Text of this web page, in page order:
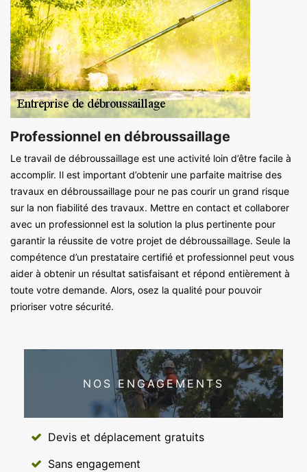
Professionnel en débroussaillage
Le travail de débroussaillage est une activité loin d’être facile à
accomplir. Il est important d’obtenir une parfaite maitrise des
travaux en débroussaillage pour ne pas courir un grand risque
sur la non fiabilité des travaux. Mettre en contact et collaborer
avec un professionnel est la solution la plus pertinente pour
garantir la réussite de votre projet de débroussaillage. Seule la
compétence d’un prestataire certifié et professionnel peut vous
aider à obtenir un résultat satisfaisant et répond entièrement à
toute votre demande. Alors, osez la qualité pour pouvoir
prioriser votre sécurité.
NOS ENGAGEMENTS
Devis et déplacement gratuits
Sans engagement